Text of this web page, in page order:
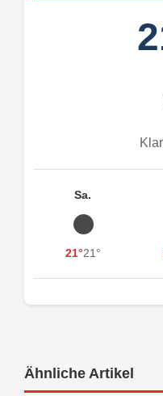
Sa.
21°21°
Ähnliche Artikel